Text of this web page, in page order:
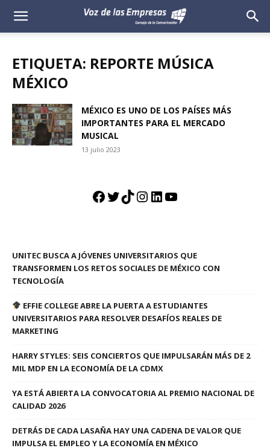
Voz
Empresas
ETIQUETA: REPORTE MÚSICA
MÉXICO
MÉXICO ES UNO DE LOS PAÍSES MÁS
IMPORTANTES PARA EL MERCADO
MUSICAL
13 julio 2023
Facebook
Twitter
TikTok
Instagram
LinkedIn
YouTube
UNITEC BUSCA A JÓVENES UNIVERSITARIOS QUE
TRANSFORMEN LOS RETOS SOCIALES DE MÉXICO CON
TECNOLOGÍA
EFFIE COLLEGE ABRE LA PUERTA A ESTUDIANTES
UNIVERSITARIOS PARA RESOLVER DESAFÍOS REALES DE
MARKETING
HARRY STYLES: SEIS CONCIERTOS QUE IMPULSARÁN MÁS DE 2
MIL MDP EN LA ECONOMÍA DE LA CDMX
YA ESTÁ ABIERTA LA CONVOCATORIA AL PREMIO NACIONAL DE
CALIDAD 2026
DETRÁS DE CADA LASAÑA HAY UNA CADENA DE VALOR QUE
IMPULSA EL EMPLEO Y LA ECONOMÍA EN MÉXICO